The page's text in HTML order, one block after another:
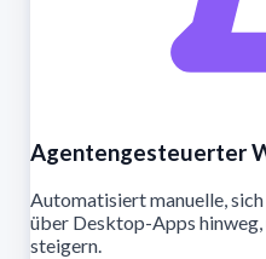
Agentengesteuerter
Automatisiert manuelle,
über Desktop-Apps
steigern.